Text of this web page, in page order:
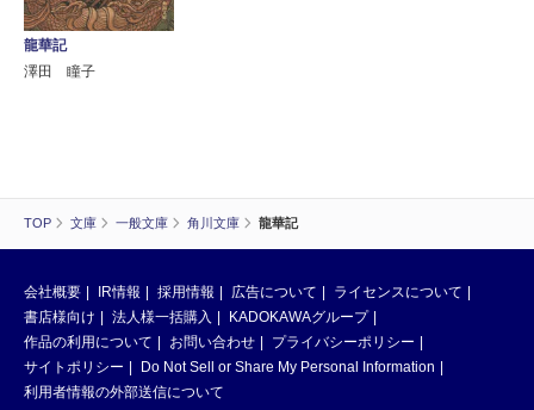
TOP 文庫 一般文庫 角川文庫 龍華記
龍華記
澤田 瞳子
会社概要 IR情報 採用情報 広告について
ライセンスについて
書店様向け
法人様一括購入
KADOKAWAグループ
作品の利用について
お問い合わせ
プライバシーポリシー
サイトポリシー
Do Not Sell or Share My Personal Information
利用者情報の外部送信について